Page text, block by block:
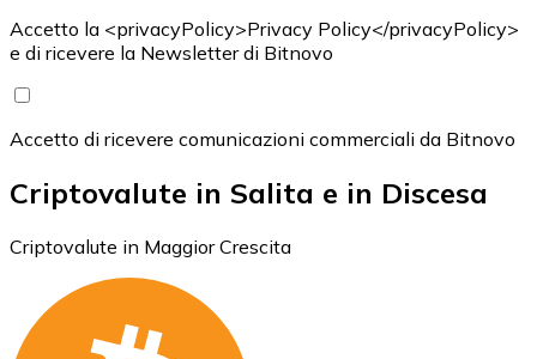
Accetto la <privacyPolicy>Privacy Policy</privacyPolicy>
e di ricevere la Newsletter di Bitnovo
Accetto di ricevere comunicazioni commerciali da Bitnovo
Criptovalute in Salita e in Discesa
Criptovalute in Maggior Crescita